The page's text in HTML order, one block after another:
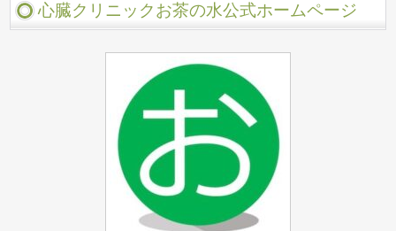
心臓クリニックお茶の水公式ホームページ